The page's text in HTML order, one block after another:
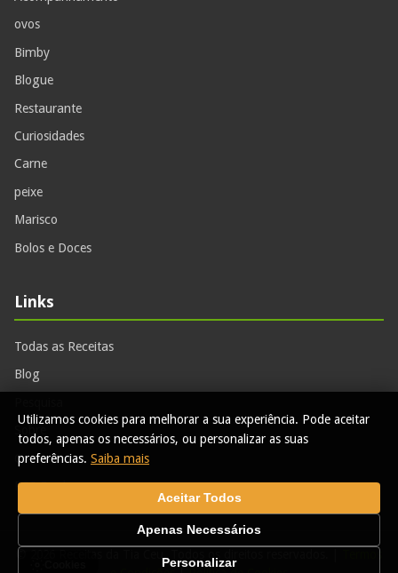
ovos
Bimby
Blogue
Restaurante
Curiosidades
Carne
peixe
Marisco
Bolos e Doces
Links
Todas as Receitas
Blog
Contactos
RSS Feed
© 2026 Receitas da Tia Ceu. Todos os direitos reservados. |
Utilizamos cookies para melhorar a sua experiência. Pode aceitar
todos, apenas os necessários, ou personalizar as suas
preferências. Saiba mais
Aceitar Todos
Apenas Necessários
Personalizar